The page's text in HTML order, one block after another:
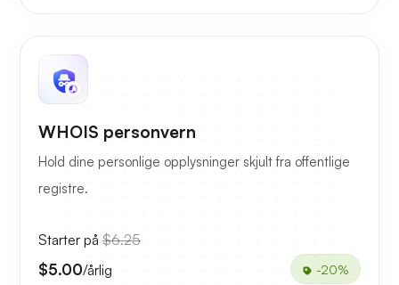
WHOIS personvern
Hold dine personlige opplysninger skjult fra offentlige
registre.
Starter på $6.25
$5.00/årlig -20%